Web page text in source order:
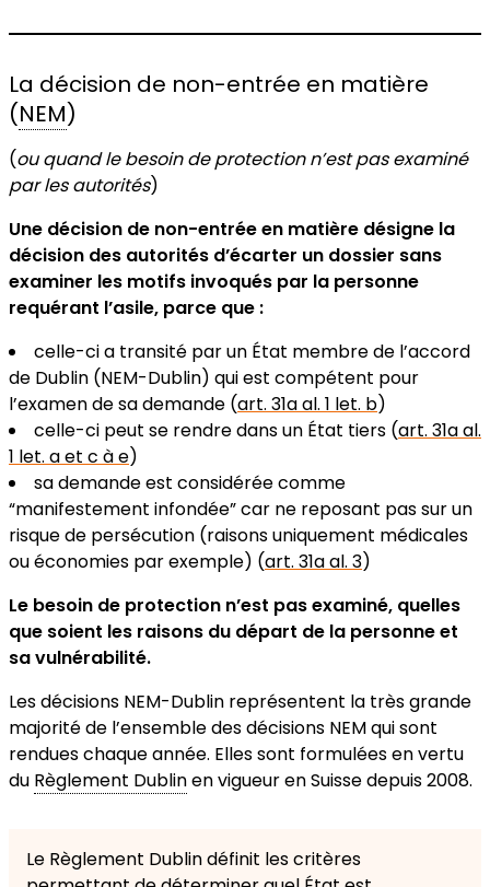
La décision de non-entrée en matière
(NEM)
(ou quand le besoin de protection n’est pas examiné
par les autorités)
Une décision de non-entrée en matière désigne la
décision des autorités d’écarter un dossier sans
examiner les motifs invoqués par la personne
requérant l’asile, parce que :
celle-ci a transité par un État membre de l’accord
de Dublin (NEM-Dublin) qui est compétent pour
l’examen de sa demande (art. 31a al. 1 let. b)
celle-ci peut se rendre dans un État tiers (art. 31a al.
1 let. a et c à e)
sa demande est considérée comme
“manifestement infondée” car ne reposant pas sur un
risque de persécution (raisons uniquement médicales
ou économies par exemple) (art. 31a al. 3)
Le besoin de protection n’est pas examiné, quelles
que soient les raisons du départ de la personne et
sa vulnérabilité.
Les décisions NEM-Dublin représentent la très grande
majorité de l’ensemble des décisions NEM qui sont
rendues chaque année. Elles sont formulées en vertu
du Règlement Dublinen vigueur en Suisse depuis 2008.
Le Règlement Dublin définit les critères